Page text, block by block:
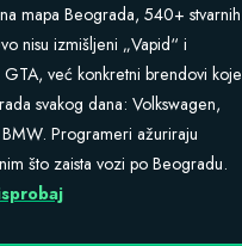
mapa Beograda, 540+ stvarnih
nisu izmišljeni „Vapid“ i
već konkretni brendovi koje
svakog dana: Volkswagen,
Programeri ažuriraju
što zaista vozi po Beogradu.